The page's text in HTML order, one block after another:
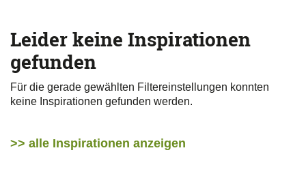
Leider keine Inspirationen
gefunden
Für die gerade gewählten Filtereinstellungen konnten
keine Inspirationen gefunden werden.
>> alle Inspirationen anzeigen